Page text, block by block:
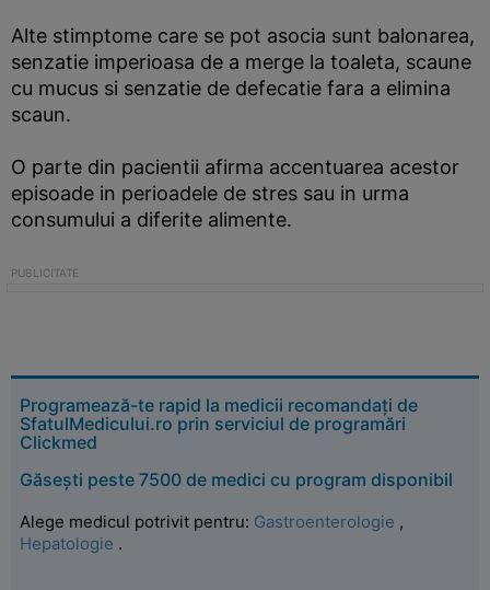
Alte stimptome care se pot asocia sunt balonarea,
senzatie imperioasa de a merge la toaleta, scaune
cu mucus si senzatie de defecatie fara a elimina
scaun.
O parte din pacientii afirma accentuarea acestor
episoade in perioadele de stres sau in urma
consumului a diferite alimente.
Programează-te rapid la medicii recomandați de
SfatulMedicului.ro prin serviciul de programări
Clickmed
Găsești peste 7500 de medici cu program disponibil
Alege medicul potrivit pentru: Gastroenterologie ,
Hepatologie .